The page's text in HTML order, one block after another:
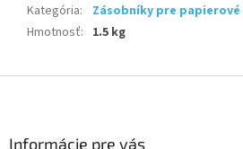
Kategória:
Zásobníky pre
Hmotnosť: 1.5 kg
Informácie pre vás